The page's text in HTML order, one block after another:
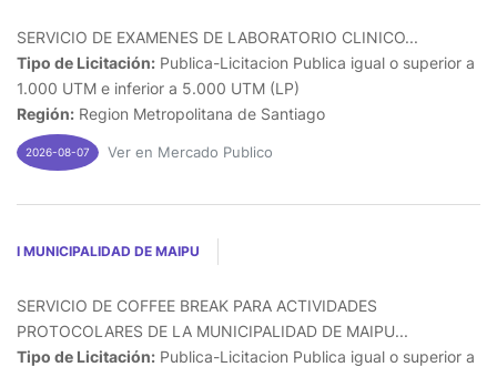
SERVICIO DE EXAMENES DE LABORATORIO CLINICO...
Tipo de Licitación: Publica-Licitacion Publica igual o superior a
1.000 UTM e inferior a 5.000 UTM (LP)
Región: Region Metropolitana de Santiago
2026-08-07 Ver en Mercado Publico
I MUNICIPALIDAD DE MAIPU
SERVICIO DE COFFEE BREAK PARA ACTIVIDADES
PROTOCOLARES DE LA MUNICIPALIDAD DE MAIPU...
Tipo de Licitación: Publica-Licitacion Publica igual o superior a